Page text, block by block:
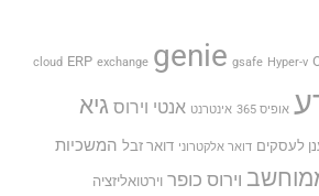
cloud ERP exchange genie gsafe Hyper-v
אופיס 365 אינטרנט אנטי וירוס גיא
לעסקים דואר אלקטרוני דואר זבל המשכיות
וירוס כופר וירטואליזציה